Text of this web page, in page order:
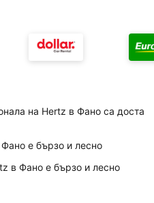
на Hertz в Фано са доста
е бързо и лесно
в Фано е бързо и лесно